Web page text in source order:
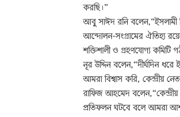
করছি।”
আবু সাঈদ রনি বলেন,“ইসলামী
আন্দোলন-সংগ্রামের ঐতিহ্য
শক্তিশালী ও গ্রহণযোগ্য কমিটি
নূর উদ্দিন বলেন,“দীর্ঘদিন ধরে
আমরা বিশ্বাস করি, কেন্দ্রীয়
রাফিজ আহমেদ বলেন,“কেন্দ্রীয়
প্রতিফলন ঘটবে বলে আমরা আশা